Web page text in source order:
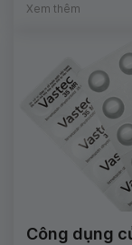
Xem thêm
Công dụng